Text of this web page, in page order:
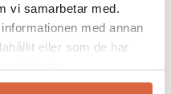
vi samarbetar med.
med annan
eller som de har